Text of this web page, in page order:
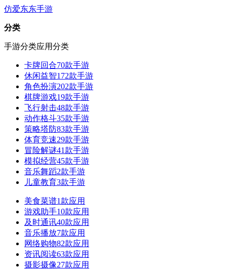
仿爱东东手游
分类
手游分类应用分类
卡牌回合70款手游
休闲益智172款手游
角色扮演202款手游
棋牌游戏19款手游
飞行射击48款手游
动作格斗35款手游
策略塔防83款手游
体育竞速29款手游
冒险解谜41款手游
模拟经营45款手游
音乐舞蹈2款手游
儿童教育3款手游
美食菜谱1款应用
游戏助手10款应用
及时通讯40款应用
音乐播放7款应用
网络购物82款应用
资讯阅读63款应用
摄影摄像27款应用